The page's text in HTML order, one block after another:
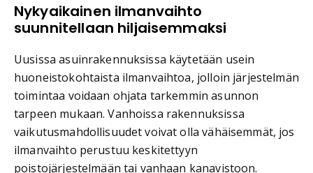
Nykyaikainen ilmanvaihto
suunnitellaan hiljaisemmaksi
Uusissa asuinrakennuksissa käytetään usein
huoneistokohtaista ilmanvaihtoa, jolloin järjestelmän
toimintaa voidaan ohjata tarkemmin asunnon
tarpeen mukaan. Vanhoissa rakennuksissa
vaikutusmahdollisuudet voivat olla vähäisemmät, jos
ilmanvaihto perustuu keskitettyyn
poistojärjestelmään tai vanhaan kanavistoon.